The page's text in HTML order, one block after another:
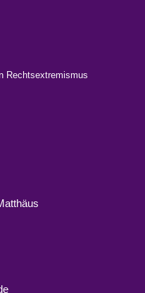
Rechtsextremismus